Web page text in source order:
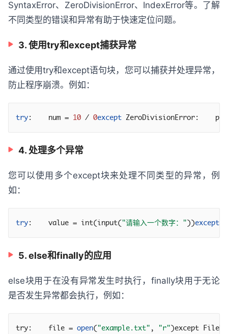
SyntaxError、ZeroDivisionError、IndexError等。了解
不同类型的错误和异常有助于快速定位问题。
3. 使用try和except捕获异常
通过使用try和except语句块，您可以捕获并处理异常，
防止程序崩溃。例如：
try:    num = 10 / 0except ZeroDivisionError:
4. 处理多个异常
您可以使用多个except块来处理不同类型的异常，例
如：
try:    value = int(input("请输入一个数字："))except
5. else和finally的应用
else块用于在没有异常发生时执行，finally块用于无论
是否发生异常都会执行，例如：
try:    file = open("example.txt" , "r")except